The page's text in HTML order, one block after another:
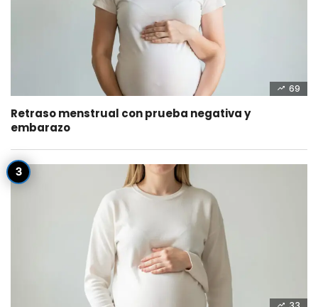
69
Retraso menstrual con prueba negativa y
embarazo